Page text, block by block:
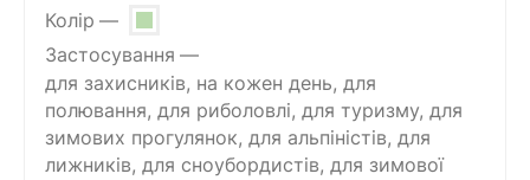
Колір
Застосування
для захисників, на кожен день, для
полювання, для риболовлі, для туризму, для
зимових прогулянок, для альпіністів, для
лижників, для сноубордистів, для зимової